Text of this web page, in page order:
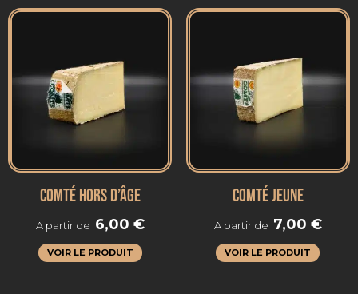
COMTÉ HORS D’ÂGE
A partir de 6,00 €
VOIR LE PRODUIT
COMTÉ JEUNE
A partir de 7,00 €
VOIR LE PRODUIT